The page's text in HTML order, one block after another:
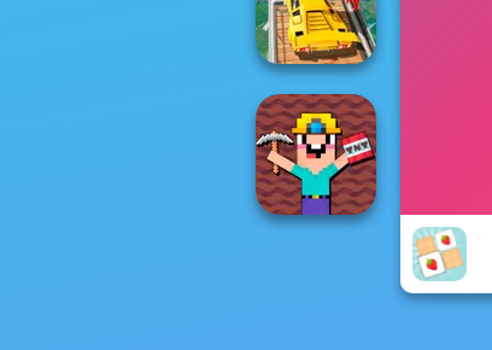
Mosaic Artimo
Super Hero
Driving School